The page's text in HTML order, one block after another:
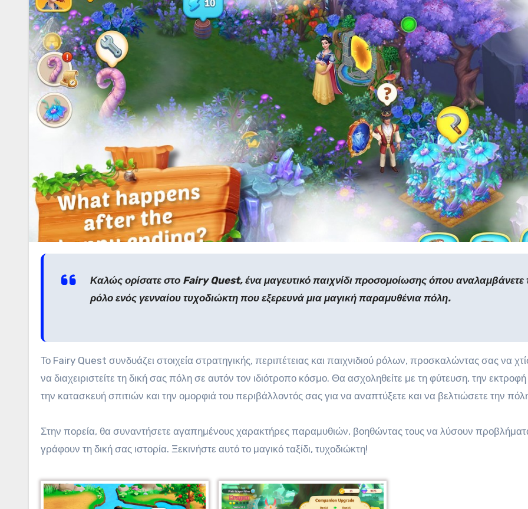
Καλώς ορίσατε στο Fairy Quest, ένα μαγευτικό παιχνίδι προσομοίωσης όπου αναλαμβάνετε
ρόλο ενός γενναίου τυχοδιώκτη που εξερευνά μια μαγική παραμυθένια πόλη.
Το Fairy Quest συνδυάζει στοιχεία στρατηγικής, περιπέτειας και παιχνιδιού ρόλων, προσκαλώντας σας να
να διαχειριστείτε τη δική σας πόλη σε αυτόν τον ιδιότροπο κόσμο. Θα ασχοληθείτε με τη φύτευση, την
την κατασκευή σπιτιών και την ομορφιά του περιβάλλοντός σας για να αναπτύξετε και να βελτιώσετε την
Στην πορεία, θα συναντήσετε αγαπημένους χαρακτήρες παραμυθιών, βοηθώντας τους να λύσουν
γράφουν τη δική σας ιστορία. Ξεκινήστε αυτό το μαγικό ταξίδι, τυχοδιώκτη!